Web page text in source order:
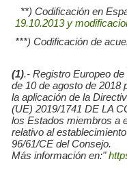
**) Codificación en
19.10.2013 y
***) Codificación de
(1).- Registro Europeo
de 10 de agosto de 2018
la aplicación de la
(UE) 2019/1741 DE LA
los Estados miembros a
relativo al
96/61/CE del Consejo.
Más información en:"